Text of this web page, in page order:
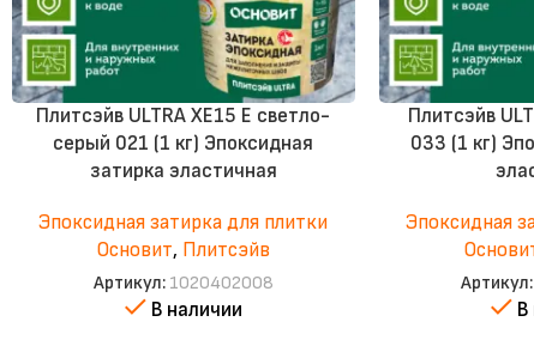
Плитсэйв ULTRA XE15 Е светло-
серый 021 (1 кг) Эпоксидная
затирка эластичная
Эпоксидная затирка для плитки
Основит, Плитсэйв
Артикул: 1020402008
В наличии
Плитсэйв
033 (1 кг)
Эпоксидная
Артикул:
В